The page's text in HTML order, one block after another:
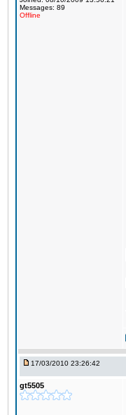
Messages: 89
Offline
17/03/2010 23:26:42
gt5505